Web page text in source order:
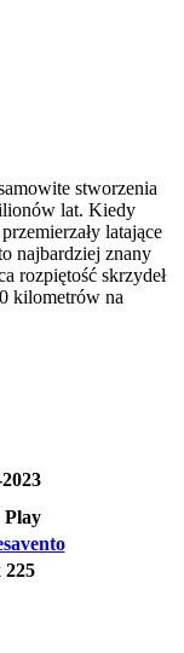
stworzenia
lat. Kiedy
latające
najbardziej znany
rozpiętość skrzydeł
kilometrów na
Play
225